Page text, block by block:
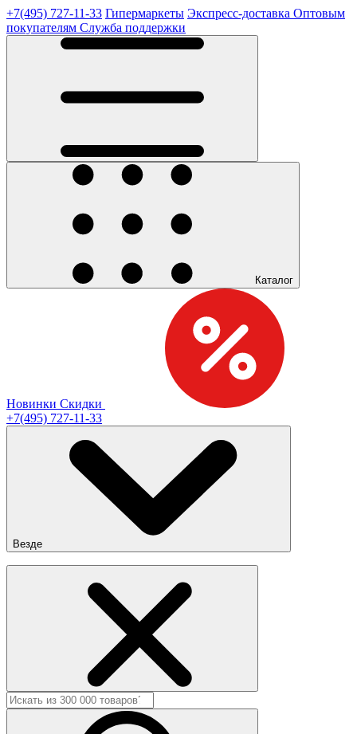
+7(495) 727-11-33 Гипермаркеты Экспресс-доставка Оптовым
покупателям Служба поддержки
Каталог
Новинки Скидки
+7(495) 727-11-33
Везде